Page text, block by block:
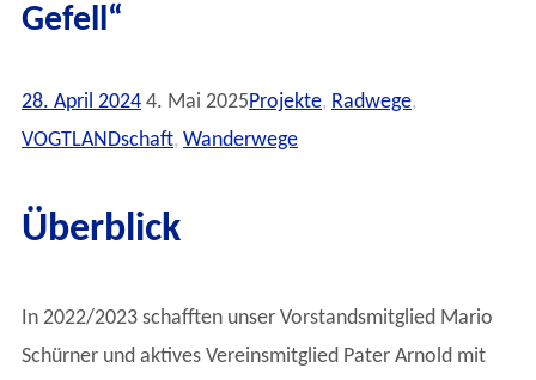
Gefell“
28. April 2024 4. Mai 2025Projekte, Radwege,
VOGTLANDschaft, Wanderwege
Überblick
In 2022/2023 schafften unser Vorstandsmitglied Mario
Schürner und aktives Vereinsmitglied Pater Arnold mit